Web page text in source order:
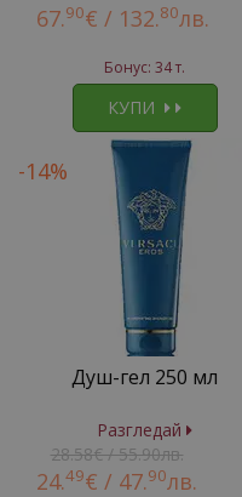
67.90€ / 132.80лв.
Бонус: 34 т.
КУПИ
-14%
Душ-гел 250 мл
Разгледай
28.58€ / 55.90лв.
24.49€ / 47.90лв.